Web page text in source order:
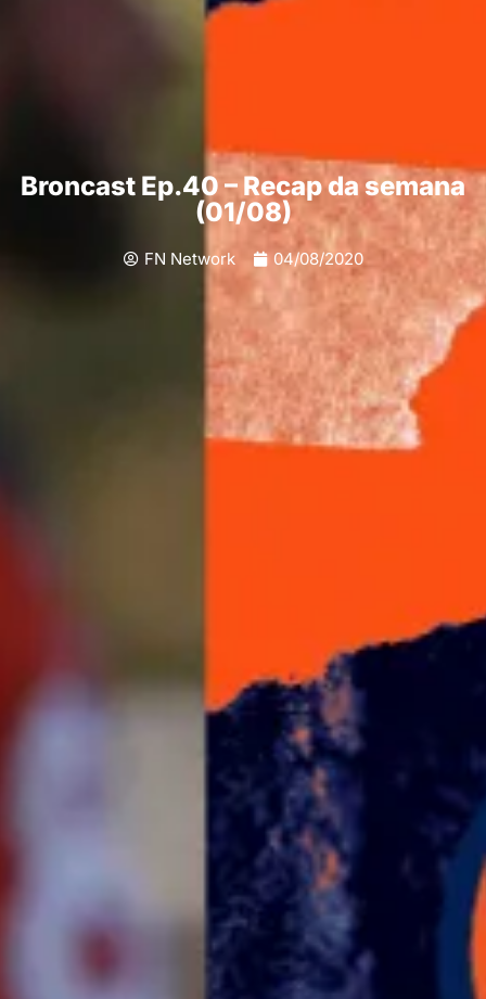
Broncast Ep.40 – Recap da semana
(01/08)
FN Network 04/08/2020